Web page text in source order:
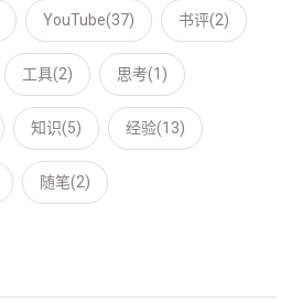
YouTube(37) 书评(2)
工具(2) 思考(1)
知识(5) 经验(13)
随笔(2)